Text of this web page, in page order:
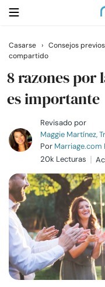
Buscar
Casarse
Relaciones
Familia
Ayuda
Cursos
Recursos
Casarse › Consejos
compartido
8 razones por
es importante
Revisado por
Maggie Martínez,
Por Marriage.com
20k Lecturas